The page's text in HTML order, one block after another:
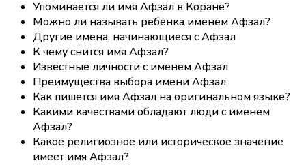
Упоминается ли имя Афзал в Коране?
Можно ли называть ребёнка именем Афзал?
Другие имена, начинающиеся с Афзал
К чему снится имя Афзал?
Известные личности с именем Афзал
Преимущества выбора имени Афзал
Как пишется имя Афзал на оригинальном языке?
Какими качествами обладают люди с именем
Афзал?
Какое религиозное или историческое значение
имеет имя Афзал?